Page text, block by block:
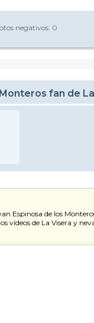
negativos: 0
fan de
Espinosa de los
vídeos de La Visera y